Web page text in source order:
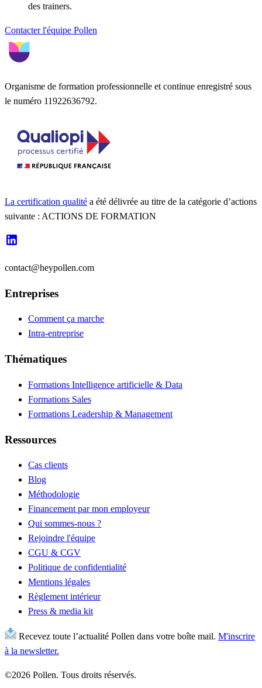
des trainers.
Contacter l'équipe Pollen
Organisme de formation professionnelle et continue enregistré sous
le numéro 11922636792.
La certification qualité a été délivrée au titre de la catégorie d’actions
suivante : ACTIONS DE FORMATION
contact@heypollen.com
Entreprises
Comment ça marche
Intra-entreprise
Thématiques
Formations Intelligence artificielle & Data
Formations Sales
Formations Leadership & Management
Ressources
Cas clients
Blog
Méthodologie
Financement par mon employeur
Qui sommes-nous ?
Rejoindre l'équipe
CGU & CGV
Politique de confidentialité
Mentions légales
Règlement intérieur
Press & media kit
Recevez toute l’actualité Pollen dans votre boîte mail. M'inscrire
à la newsletter.
©2026 Pollen. Tous droits réservés.